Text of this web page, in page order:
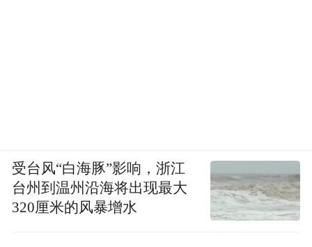
受台风“白海豚”影响，浙江
台州到温州沿海将出现最大
320厘米的风暴增水